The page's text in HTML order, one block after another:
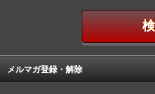
メルマガ登録・解除